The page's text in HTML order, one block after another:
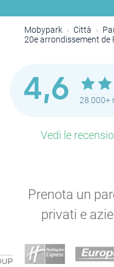
Mobypark Città
20e arrondissement de
4,6 28.000+
Vedi le
Prenota un
privati e